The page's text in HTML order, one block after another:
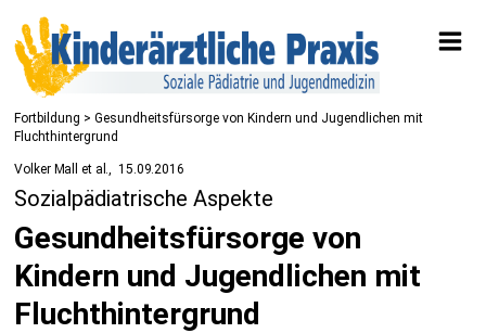
Fortbildung > Gesundheitsfürsorge von Kindern und Jugendlichen mit
Fluchthintergrund
Volker Mall et al. 15.09.2016
Sozialpädiatrische Aspekte
Gesundheitsfürsorge von
Kindern und Jugendlichen mit
Fluchthintergrund